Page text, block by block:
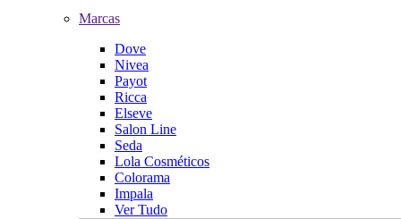
Marcas
Dove
Nivea
Payot
Ricca
Elseve
Salon Line
Seda
Lola Cosméticos
Colorama
Impala
Ver Tudo